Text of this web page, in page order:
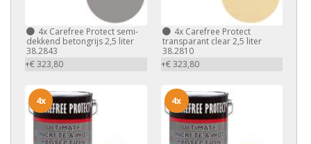
4x Carefree Protect semi-
dekkend betongrijs 2,5 liter
38.2843
+€ 323,80
4xCarefree Protect
transparant clear 2,5 liter
38.2810
+€ 323,80
4x 4x